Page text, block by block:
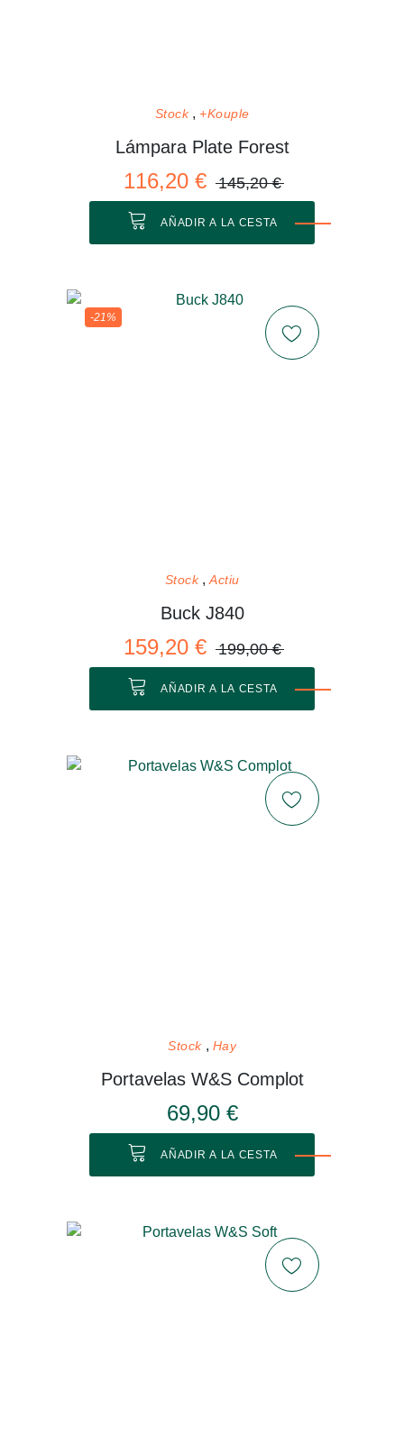
Stock +Kouple
Lámpara Plate Forest
116,20 € 145,20 €
AÑADIR A LA CESTA
-21%
Stock Actiu
Buck J840
159,20 € 199,00 €
AÑADIR A LA CESTA
Stock Hay
Portavelas W&S Complot
69,90 €
AÑADIR A LA CESTA